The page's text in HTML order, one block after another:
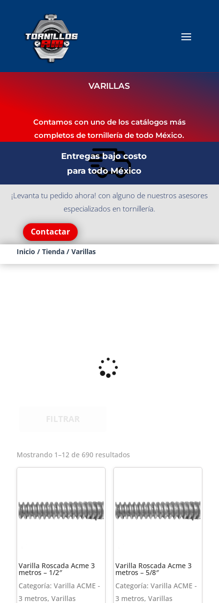
VARILLAS
Contamos con uno de los catálogos más
completos de tornillería de todo México.
Entregas bajo costo
para todo México
¡Levanta tu pedido ahora! con alguno de nuestros asesores
especializados en tornillería.
Contactar
Inicio / Tienda/ Varillas
Mostrando 1–12 de 690 resultados
Varilla Roscada Acme 3
metros – 1/2″
Categoría: Varilla ACME -
3 metros, Varillas
Varilla Roscada Acme 3
metros – 5/8″
Categoría: Varilla ACME -
3 metros, Varillas